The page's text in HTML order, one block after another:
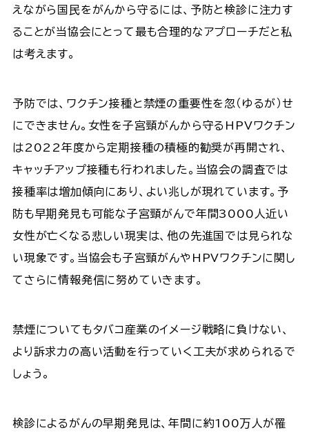
えながら国民をがんから守るには、予防と検診に注力す
ることが当協会にとって最も合理的なアプローチだと私
は考えます。
予防では、ワクチン接種と禁煙の重要性を忽（ゆるが）せ
にできません。女性を子宮頸がんから守るHPVワクチン
は2022年度から定期接種の積極的勧奨が再開され、
キャッチアップ接種も行われました。当協会の調査では
接種率は増加傾向にあり、よい兆しが現れています。予
防も早期発見も可能な子宮頸がんで年間3000人近い
女性が亡くなる悲しい現実は、他の先進国では見られな
い現象です。当協会も子宮頸がんやHPVワクチンに関し
てさらに情報発信に努めていきます。
禁煙についてもタバコ産業のイメージ戦略に負けない、
より訴求力の高い活動を行っていく工夫が求められるで
しょう。
検診によるがんの早期発見は、年間に約100万人が罹